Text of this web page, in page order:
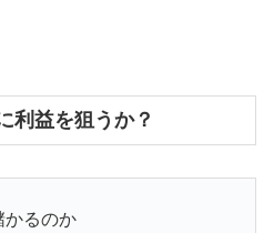
利益を狙うか？
かるのか